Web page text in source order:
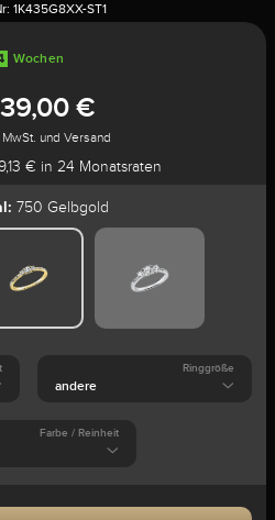
1K435G8XX-ST1
Wochen
€
und Versand
€ in 24 Monatsraten
750 Gelbgold
Ringgröße
Farbe / Reinheit